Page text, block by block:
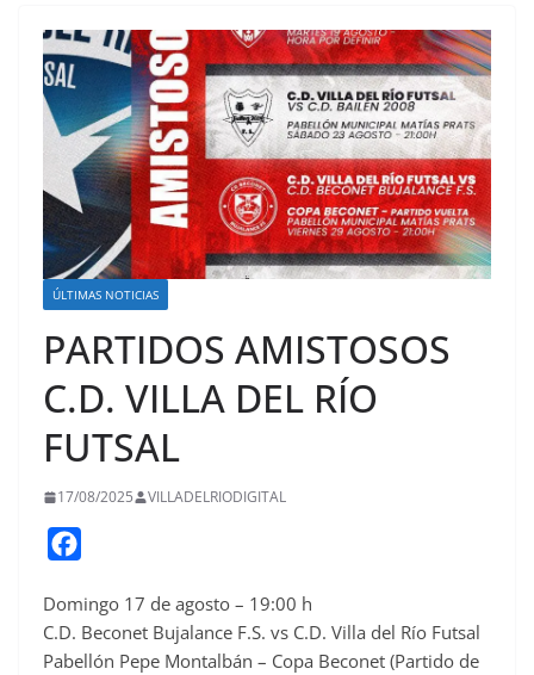
ÚLTIMAS NOTICIAS
PARTIDOS AMISTOSOS
C.D. VILLA DEL RÍO
FUTSAL
17/08/2025 VILLADELRIODIGITAL
c
e
Domingo 17 de agosto – 19:00 h
C.D. Beconet Bujalance F.S. vs C.D. Villa del Río Futsal
Pabellón Pepe Montalbán – Copa Beconet (Partido de